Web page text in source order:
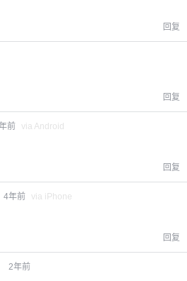
回复
回复
前 via Android
回复
4年前 via iPhone
回复
2年前